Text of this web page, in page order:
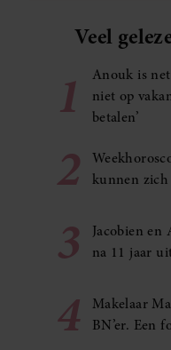
Veel
1
Anouk is
niet op
betalen’
2
kunnen zich
3
Jacobien en
na 11 jaar
4
Makelaar
BN’er. Een